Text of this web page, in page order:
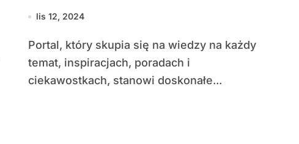
każdego
lis 12, 2024
Portal, który skupia się na wiedzy na każdy
temat, inspiracjach, poradach i
ciekawostkach, stanowi doskonałe...